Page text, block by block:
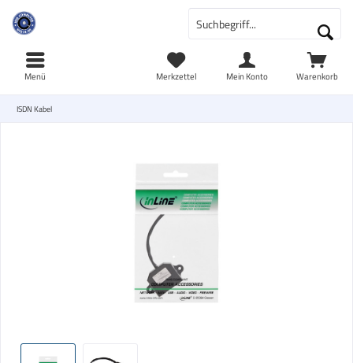
Warenkorb
Merkzettel Mein Konto
Menü
ISDN Kabel